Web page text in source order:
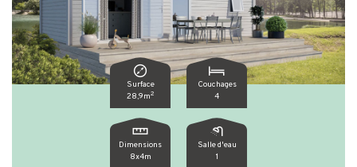
Surface
28,9m2
Couchages
4
Dimensions
8x4m
Salle d'eau
1